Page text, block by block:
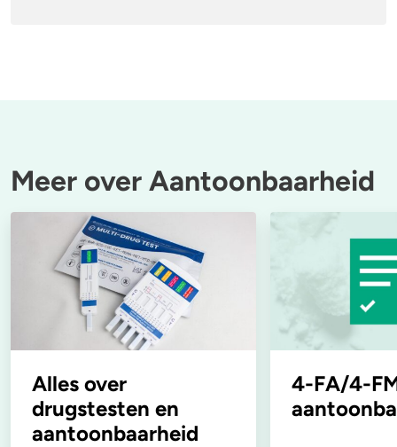
Meer over Aantoonbaarheid
Alles over
drugstesten en
aantoonbaarheid
4-FA/4-